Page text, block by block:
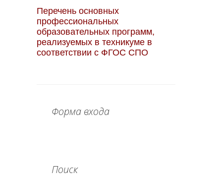
Перечень основных
профессиональных
образовательных программ,
реализуемых в техникуме в
соответствии с ФГОС СПО
Форма входа
Поиск